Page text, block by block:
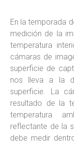
En la temporada
medición de la
temperatura
cámaras de
superficie de
nos lleva a la
superficie. La
resultado de la
temperatura
reflectante de la
debe medir